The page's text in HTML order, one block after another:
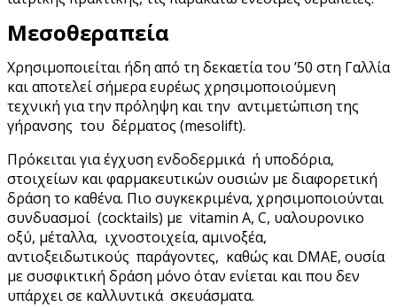
Μεσοθεραπεία
Χρησιμοποιείται ήδη από τη δεκαετία του ’50 στη Γαλλία
και αποτελεί σήμερα ευρέως χρησιμοποιούμενη
τεχνική για την πρόληψη και την αντιμετώπιση της
γήρανσης του δέρματος (mesolift).
Πρόκειται για έγχυση ενδοδερμικά ή υποδόρια,
στοιχείων και φαρμακευτικών ουσιών με διαφορετική
δράση το καθένα. Πιο συγκεκριμένα, χρησιμοποιούνται
συνδυασμοί (cocktails) με vitamin A, C, υαλουρονικο
οξύ, μέταλλα, ιχνοστοιχεία, αμινοξέα,
αντιοξειδωτικούς παράγοντες, καθώς και DMAE, ουσία
με συσφικτική δράση μόνο όταν ενίεται και που δεν
υπάρχει σε καλλυντικά σκευάσματα.